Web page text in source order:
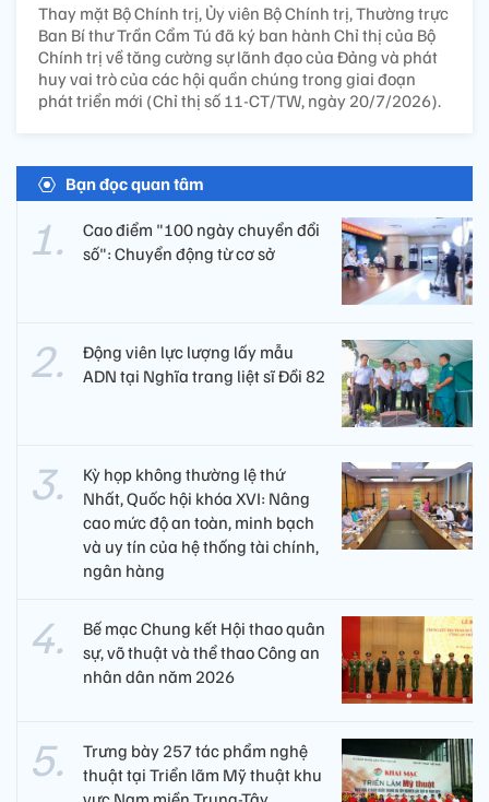
Thay mặt Bộ Chính trị, Ủy viên Bộ Chính trị, Thường trực
Ban Bí thư Trần Cẩm Tú đã ký ban hành Chỉ thị của Bộ
Chính trị về tăng cường sự lãnh đạo của Đảng và phát
huy vai trò của các hội quần chúng trong giai đoạn
phát triển mới (Chỉ thị số 11-CT/TW, ngày 20/7/2026).
Bạn đọc quan tâm
Cao điểm "100 ngày chuyển đổi
số": Chuyển động từ cơ sở
Động viên lực lượng lấy mẫu
ADN tại Nghĩa trang liệt sĩ Đồi 82​
Kỳ họp không thường lệ thứ
Nhất, Quốc hội khóa XVI: Nâng
cao mức độ an toàn, minh bạch
và uy tín của hệ thống tài chính,
ngân hàng
Bế mạc Chung kết Hội thao quân
sự, võ thuật và thể thao Công an
nhân dân năm 2026
Trưng bày 257 tác phẩm nghệ
thuật tại Triển lãm Mỹ thuật khu